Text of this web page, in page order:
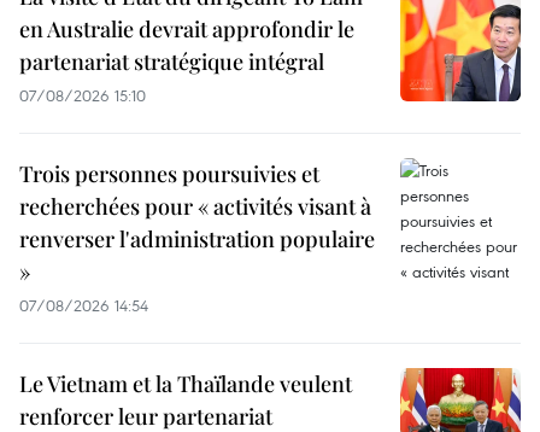
en Australie devrait approfondir le
partenariat stratégique intégral
07/08/2026 15:10
Trois personnes poursuivies et
recherchées pour « activités visant à
renverser l'administration populaire
»
07/08/2026 14:54
Le Vietnam et la Thaïlande veulent
renforcer leur partenariat